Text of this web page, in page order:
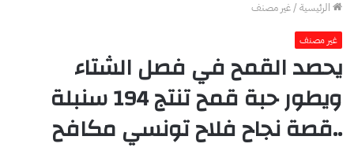
الرئيسية/غير مصنف
غير مصنف
يحصد القمح في فصل الشتاء
ويطور حبة قمح تنتج 194 سنبلة
..قصة نجاح فلاح تونسي مكافح